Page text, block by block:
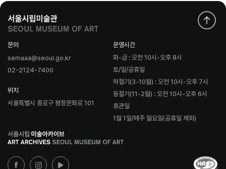
문의
semaaa@seoul.go.kr
02-2124-7400
위치
서울특별시 종로구 평창문화로 101
운영시간
화-금 : 오전 10시-오후 8시
토/일/공휴일
하절기(3-10월) : 오전 10시-오후 7시
동절기(11-2월) : 오전 10시-오후 6시
휴관일
1월 1일/매주 월요일(공휴일 제외)
로
고